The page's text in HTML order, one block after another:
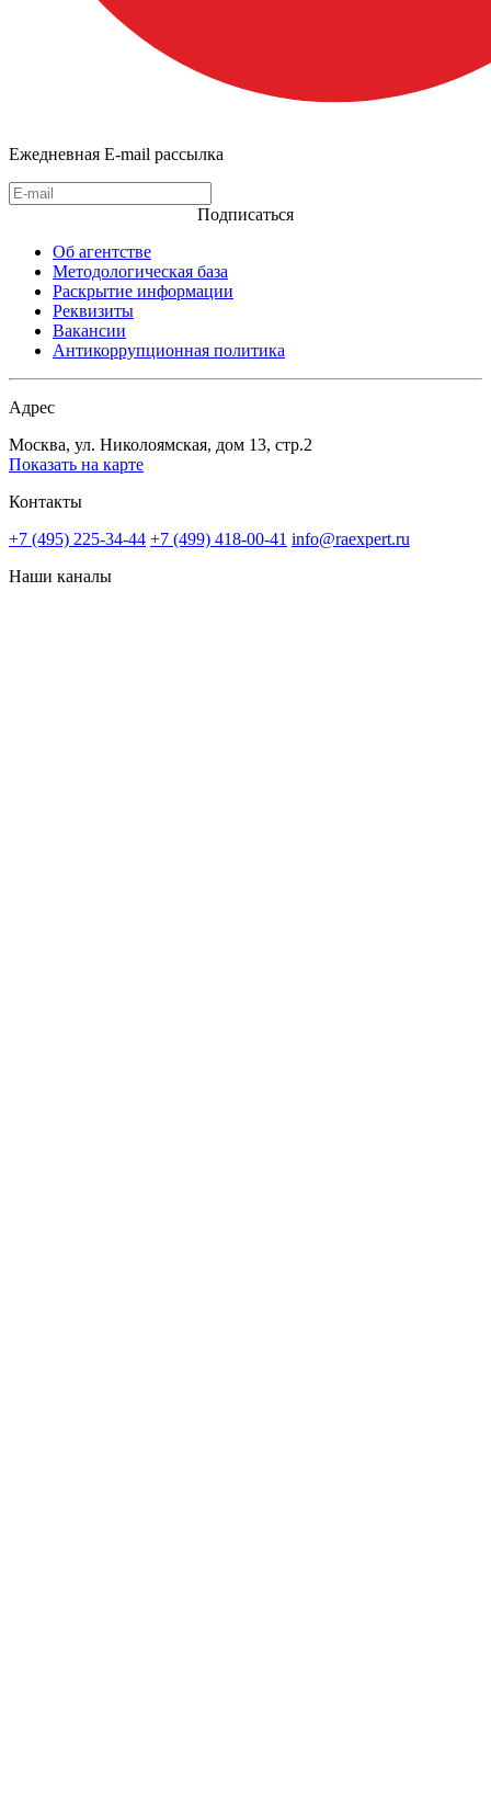
Ежедневная E-mail рассылка
Подписаться
Об агентстве
Методологическая база
Раскрытие информации
Реквизиты
Вакансии
Антикоррупционная политика
Адрес
Москва, ул. Николоямская, дом 13, стр.2
Показать на карте
Контакты
+7 (495) 225-34-44 +7 (499) 418-00-41 info@raexpert.ru
Наши каналы